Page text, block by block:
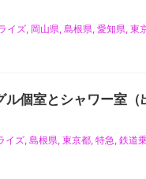
イズ, 岡山県, 島根県, 愛知県, 東
個室とシャワー室
イズ, 島根県, 東京都, 特急, 鉄道